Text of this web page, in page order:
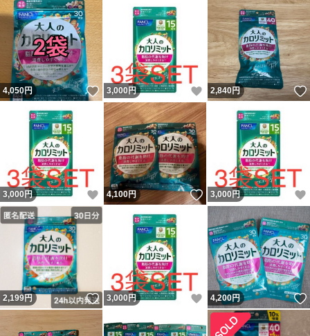
4,050円 いいね！
3,000 円 いいね！
2,840円
3,000 円 いいね！
4,100円 いいね！
3,000 円
2,199円 いいね！
3,000 円 いいね！
4,200円